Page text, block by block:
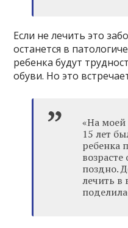
Если не лечить это
останется в
ребенка будут
обуви. Но это
«На моей
15 лет
ребенка
возрасте
поздно.
лечить в